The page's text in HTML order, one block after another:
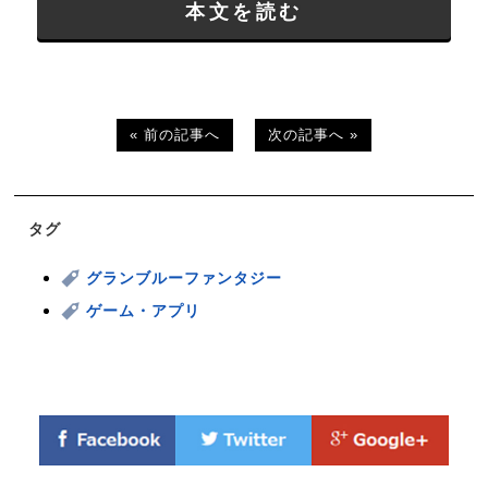
本文を読む
« 前の記事へ 次の記事へ »
タグ
グランブルーファンタジー
ゲーム・アプリ